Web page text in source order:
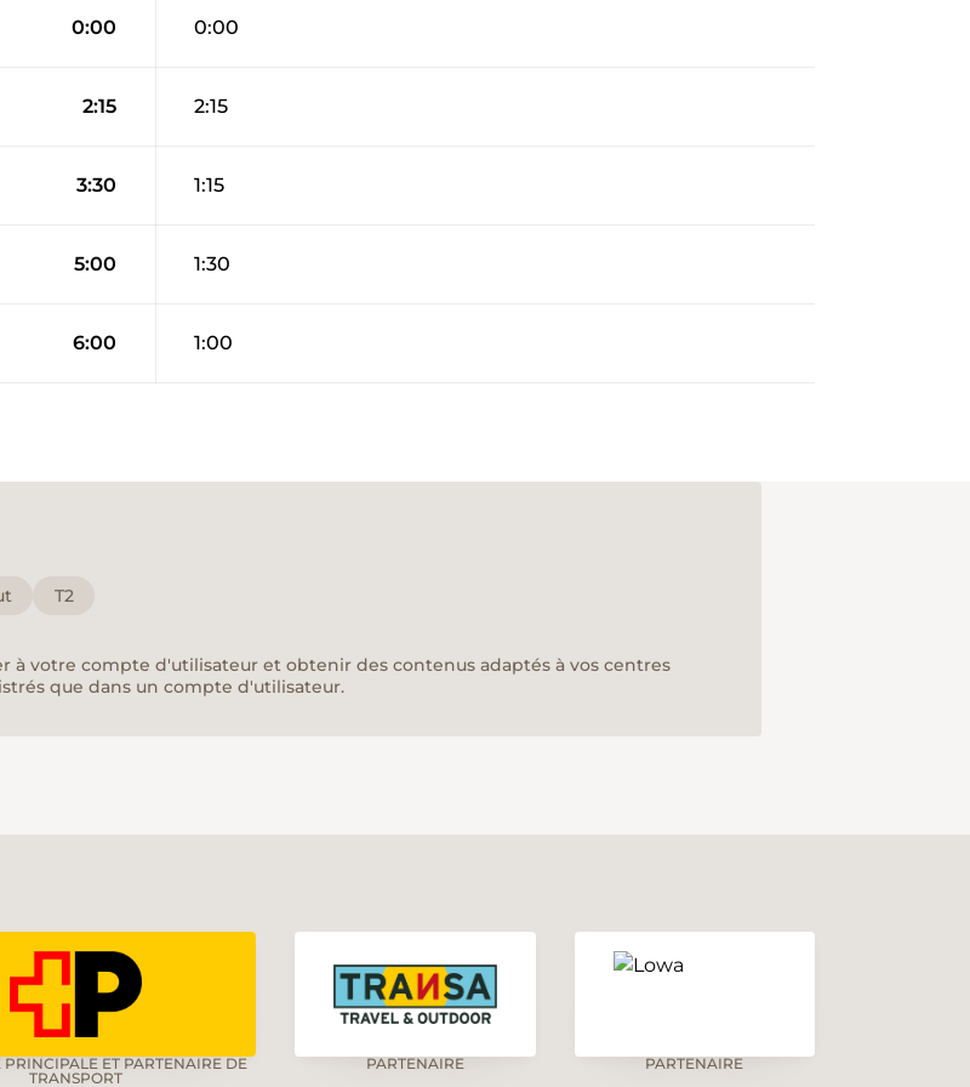
0:00 0:00
2:15 2:15
3:30 1:15
5:00 1:30
6:00 1:00
T2
à votre compte d'utilisateur et obtenir des contenus adaptés à vos centres
que dans un compte d'utilisateur.
PRINCIPALE ET PARTENAIRE DE
TRANSPORT
PARTENAIRE PARTENAIRE